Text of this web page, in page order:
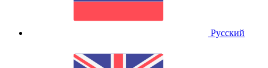
Русский